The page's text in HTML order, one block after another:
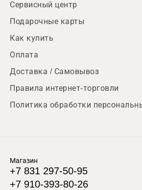
Сервисный центр
Подарочные карты
Как купить
Оплата
Доставка / Самовывоз
Правила интернет-торговли
Политика обработки
Магазин
+7 831 297-50-95
+7 910-393-80-26